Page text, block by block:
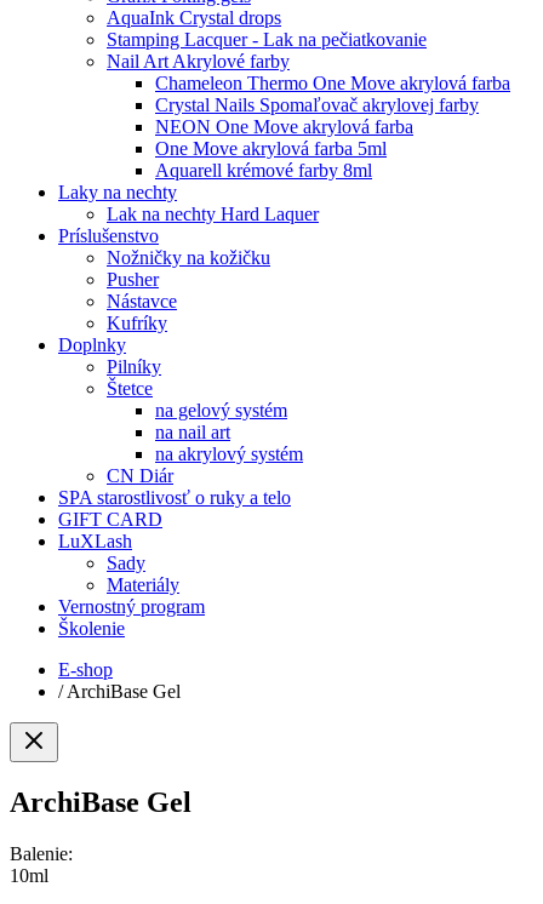
AquaInk Crystal drops
Stamping Lacquer - Lak na pečiatkovanie
Nail Art Akrylové farby
Chameleon Thermo One Move akrylová farba
Crystal Nails Spomaľovač akrylovej farby
NEON One Move akrylová farba
One Move akrylová farba 5ml
Aquarell krémové farby 8ml
Laky na nechty
Lak na nechty Hard Laquer
Príslušenstvo
Nožničky na kožičku
Pusher
Nástavce
Kufríky
Doplnky
Pilníky
Štetce
na gelový systém
na nail art
na akrylový systém
CN Diár
SPA starostlivosť o ruky a telo
GIFT CARD
LuXLash
Sady
Materiály
Vernostný program
Školenie
E-shop
/ ArchiBase Gel
ArchiBase Gel
Balenie:
10ml